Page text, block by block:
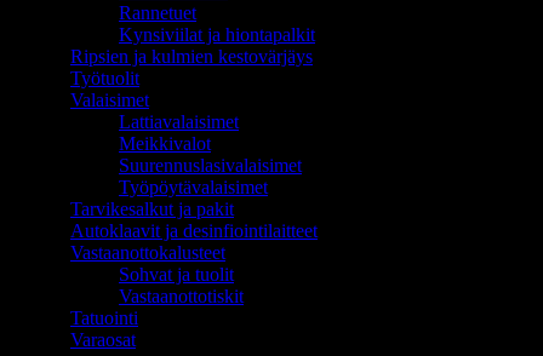
Rannetuet
Kynsiviilat ja hiontapalkit
Ripsien ja kulmien kestovärjäys
Työtuolit
Valaisimet
Lattiavalaisimet
Meikkivalot
Suurennuslasivalaisimet
Työpöytävalaisimet
Tarvikesalkut ja pakit
Autoklaavit ja desinfiointilaitteet
Vastaanottokalusteet
Sohvat ja tuolit
Vastaanottotiskit
Tatuointi
Varaosat